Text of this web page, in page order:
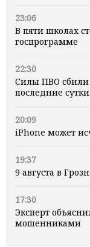
23:06
В пяти школах
госпрограмме
22:30
Силы ПВО сбили
последние сутки
20:09
iPhone может
19:37
9 августа в
17:30
Эксперт
мошенниками